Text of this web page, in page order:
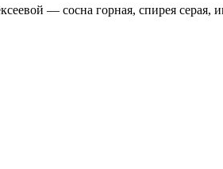
— сосна горная, спирея серая,